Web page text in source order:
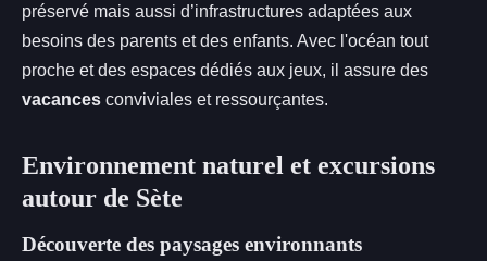
préservé mais aussi d’infrastructures adaptées aux
besoins des parents et des enfants. Avec l'océan tout
proche et des espaces dédiés aux jeux, il assure des
vacances conviviales et ressourçantes.
Environnement naturel et excursions
autour de Sète
Découverte des paysages environnants